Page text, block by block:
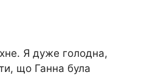
Я дуже голодна,
що Ганна була